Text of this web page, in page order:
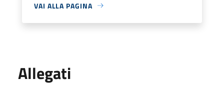
VAI ALLA PAGINA
Allegati